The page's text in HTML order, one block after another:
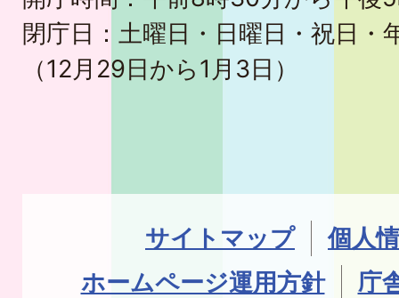
閉庁日：土曜日・日曜日・祝日・
（12月29日から1月3日）
サイトマップ
個人
ホームページ運用方針
庁